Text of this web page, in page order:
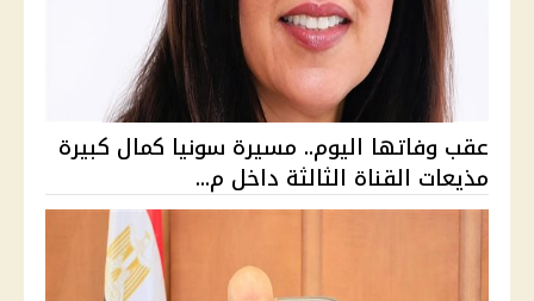
عقب وفاتها اليوم.. مسيرة سونيا كمال كبيرة
مذيعات القناة الثالثة داخل م...